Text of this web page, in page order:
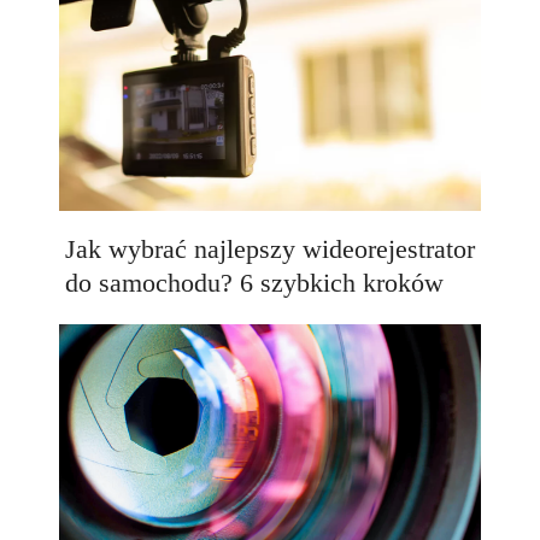
Jak wybrać najlepszy wideorejestrator
do samochodu? 6 szybkich kroków